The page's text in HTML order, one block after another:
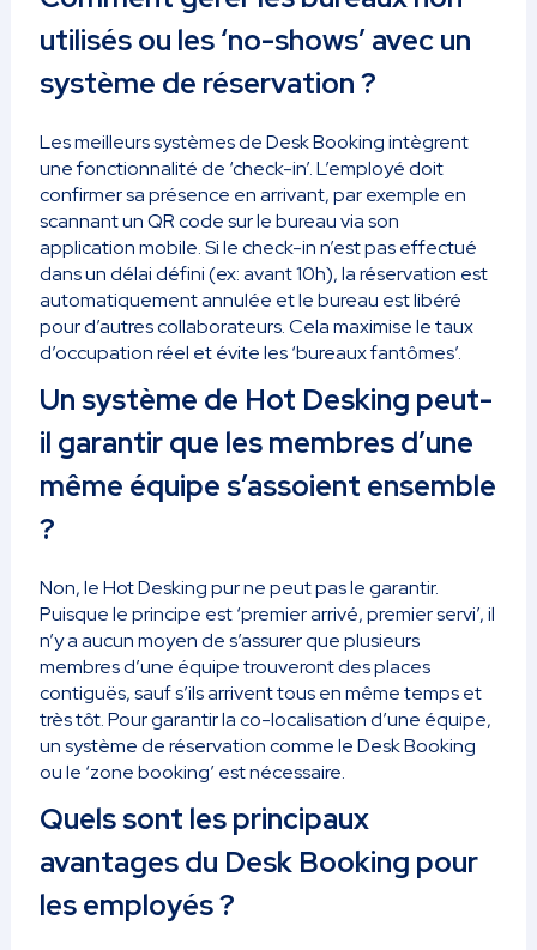
utilisés ou les ‘no-shows’ avec un
système de réservation ?
Les meilleurs systèmes de Desk Booking intègrent
une fonctionnalité de ‘check-in’. L’employé doit
confirmer sa présence en arrivant, par exemple en
scannant un QR code sur le bureau via son
application mobile. Si le check-in n’est pas effectué
dans un délai défini (ex: avant 10h), la réservation est
automatiquement annulée et le bureau est libéré
pour d’autres collaborateurs. Cela maximise le taux
d’occupation réel et évite les ‘bureaux fantômes’.
Un système de Hot Desking peut-
il garantir que les membres d’une
même équipe s’assoient ensemble
?
Non, le Hot Desking pur ne peut pas le garantir.
Puisque le principe est ‘premier arrivé, premier servi’, il
n’y a aucun moyen de s’assurer que plusieurs
membres d’une équipe trouveront des places
contiguës, sauf s’ils arrivent tous en même temps et
très tôt. Pour garantir la co-localisation d’une équipe,
un système de réservation comme le Desk Booking
ou le ‘zone booking’ est nécessaire.
Quels sont les principaux
avantages du Desk Booking pour
les employés ?